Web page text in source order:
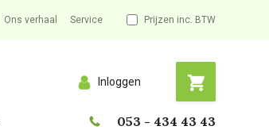
Ons verhaal Service Prijzen inc. BTW
Inloggen
053 - 434 43 43